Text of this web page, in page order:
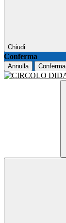
Chiudi
Conferma
Annulla Conferma